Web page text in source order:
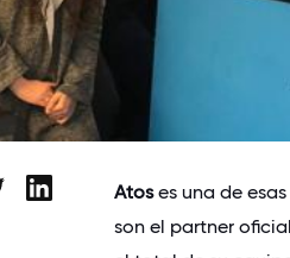
Atoses una de
son el partner